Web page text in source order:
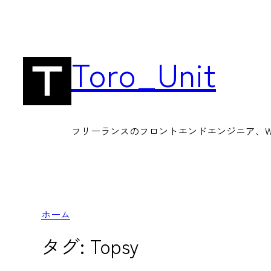
Toro_Unit
フリーランスのフロントエンドエンジニア、
ホーム
タグ: Topsy